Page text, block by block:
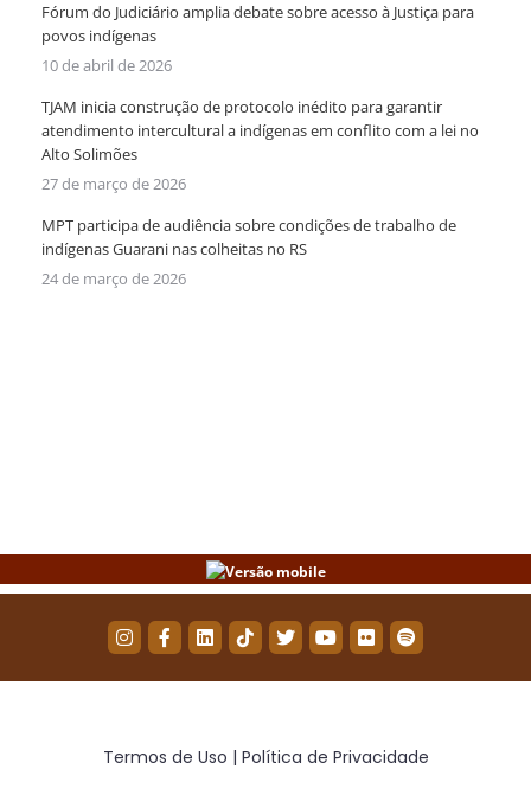
Fórum do Judiciário amplia debate sobre acesso à Justiça para
povos indígenas
10 de abril de 2026
TJAM inicia construção de protocolo inédito para garantir
atendimento intercultural a indígenas em conflito com a lei no
Alto Solimões
27 de março de 2026
MPT participa de audiência sobre condições de trabalho de
indígenas Guarani nas colheitas no RS
24 de março de 2026
Termos de Uso | Política de Privacidade